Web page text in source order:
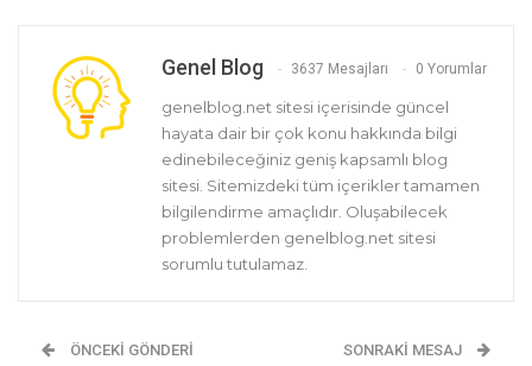
Genel Blog 3637 Mesajları 0 Yorumlar
genelblog.net sitesi içerisinde güncel
hayata dair bir çok konu hakkında bilgi
edinebileceğiniz geniş kapsamlı blog
sitesi. Sitemizdeki tüm içerikler tamamen
bilgilendirme amaçlıdır. Oluşabilecek
problemlerden genelblog.net sitesi
sorumlu tutulamaz.
ÖNCEKI GÖNDERI SONRAKI MESAJ